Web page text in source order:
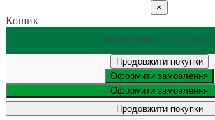
×
Кошик
ВАШ КОШИК ПОРОЖНІЙ :(
Продовжити покупки
Оформити замовлення
Оформити замовлення
Продовжити покупки